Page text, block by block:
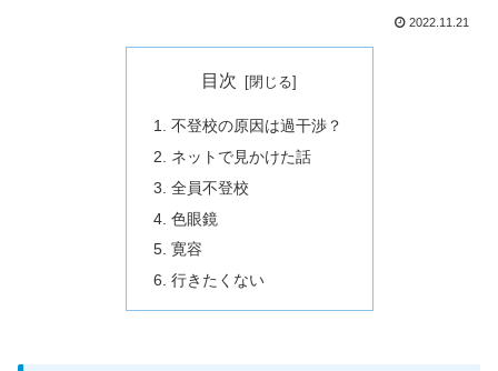
2022.11.21
目次
不登校の原因は過干渉？
ネットで見かけた話
全員不登校
色眼鏡
寛容
行きたくない